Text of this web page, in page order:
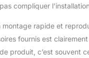
compliquer
montage rapide et
fournis est
produit, c’est souvent